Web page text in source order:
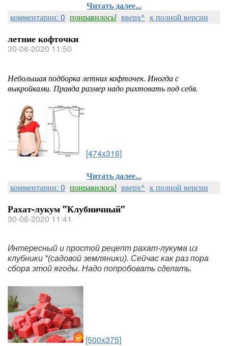
Читать далее...
комментарии: 0 понравилось! вверх^ к полной версии
летние кофточки
30-06-2020 11:50
Небольшая подборка летних кофточек. Иногда с
выкройками. Правда размер надо рихтовать под себя.
[474x316]
Читать далее...
комментарии: 0 понравилось! вверх^ к полной версии
Рахат-лукум "Клубничный"
30-06-2020 11:41
Интересный и простой рецепт рахат-лукума из
клубники *(садовой земляники). Сейчас как раз пора
сбора этой ягоды. Надо попробовать сделать.
[500x375]